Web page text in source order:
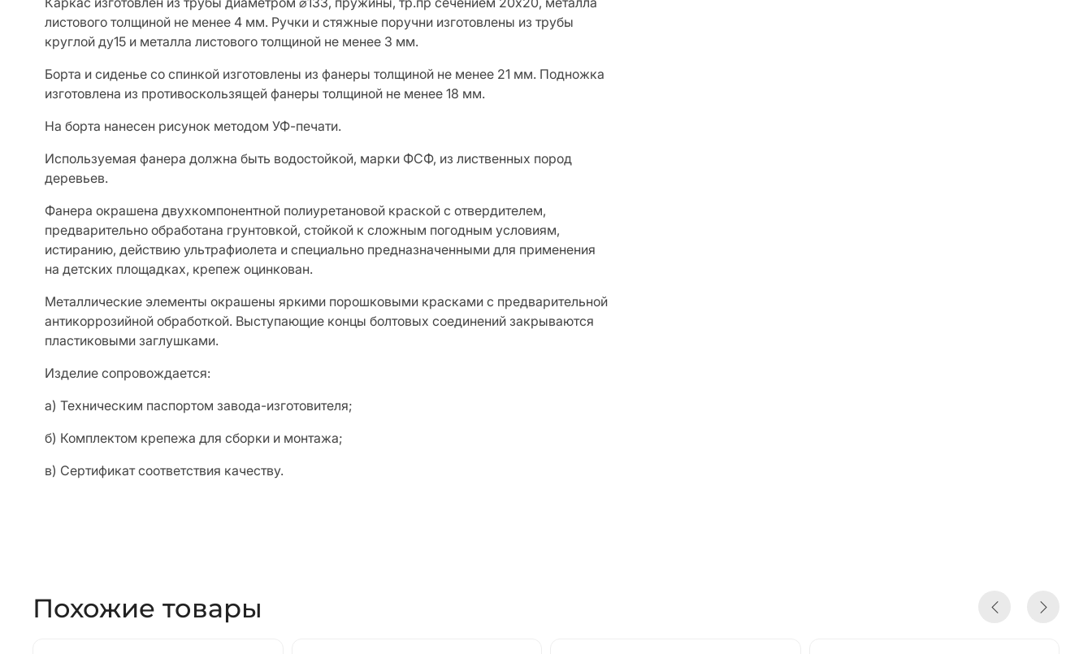
листового толщиной не менее 4 мм. Ручки и стяжные поручни изготовлены из трубы
круглой ду15 и металла листового толщиной не менее 3 мм.
Борта и сиденье со спинкой изготовлены из фанеры толщиной не менее 21 мм. Подножка
изготовлена из противоскользящей фанеры толщиной не менее 18 мм.
На борта нанесен рисунок методом УФ-печати.
Используемая фанера должна быть водостойкой, марки ФСФ, из лиственных пород
деревьев.
Фанера окрашена двухкомпонентной полиуретановой краской с отвердителем,
предварительно обработана грунтовкой, стойкой к сложным погодным условиям,
истиранию, действию ультрафиолета и специально предназначенными для применения
на детских площадках, крепеж оцинкован.
Металлические элементы окрашены яркими порошковыми красками с предварительной
антикоррозийной обработкой. Выступающие концы болтовых соединений закрываются
пластиковыми заглушками.
Изделие сопровождается:
а) Техническим паспортом завода-изготовителя;
б) Комплектом крепежа для сборки и монтажа;
в) Сертификат соответствия качеству.
Похожие товары